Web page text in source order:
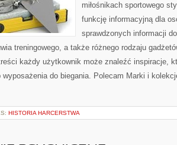
miłośnikach sportowego
funkcję informacyjną dla
sprawdzonych informacji
treningowego, a także różnego rodzaju
każdy użytkownik może znaleźć inspiracje,
wyposażenia do biegania. Polecam Marki i
HISTORIA HARCERSTWA